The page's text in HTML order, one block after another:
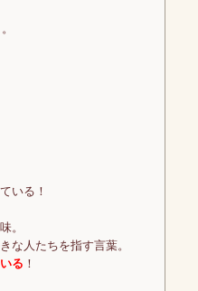
いる！
。
な人たちを指す言葉。
る ！